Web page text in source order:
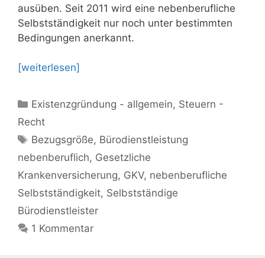
ausüben. Seit 2011 wird eine nebenberufliche
Selbstständigkeit nur noch unter bestimmten
Bedingungen anerkannt.
[weiterlesen]
Kategorien
Existenzgründung - allgemein, Steuern -
Recht
Schlagwörter
Bezugsgröße, Bürodienstleistung
nebenberuflich, Gesetzliche
Krankenversicherung, GKV, nebenberufliche
Selbstständigkeit, Selbstständige
Bürodienstleister
1 Kommentar